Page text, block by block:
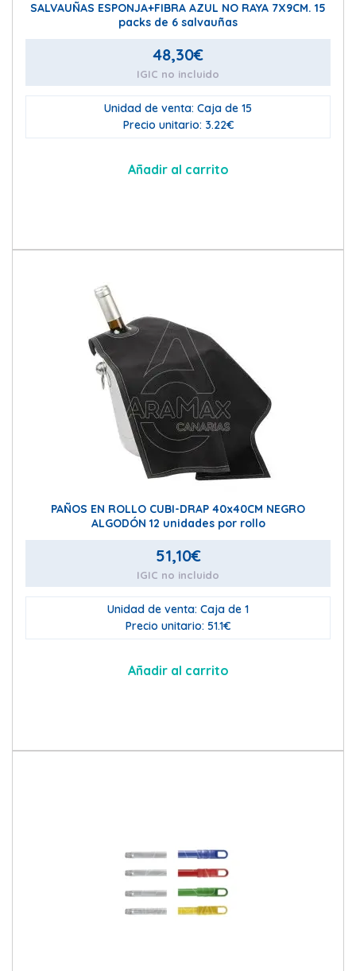
SALVAUÑAS ESPONJA+FIBRA AZUL NO RAYA 7X9CM. 15
packs de 6 salvauñas
48,30€
IGIC no incluido
Unidad de venta: Caja de 15
Precio unitario: 3.22€
Añadir al carrito
PAÑOS EN ROLLO CUBI-DRAP 40x40CM NEGRO
ALGODÓN 12 unidades por rollo
51,10€
IGIC no incluido
Unidad de venta: Caja de 1
Precio unitario: 51.1€
Añadir al carrito